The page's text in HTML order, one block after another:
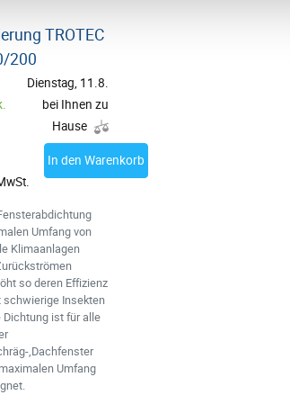
TROTEC
200
Dienstag, 11.8.
bei Ihnen zu
Hause
In den Warenkorb
Umfang von
Klimaanlagen
so deren Effizienz
Insekten
Dichtung ist für alle
,Dachfenster
Umfang